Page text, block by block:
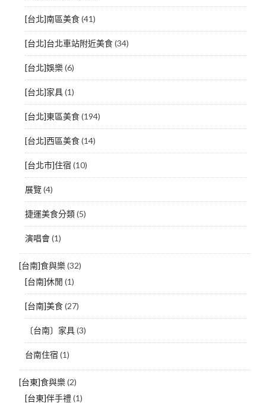
[台北]南區美食(41)
[台北]台北車站附近美食(34)
[台北]娛樂(6)
[台北]家具(1)
[台北]東區美食(194)
[台北]西區美食(14)
[台北市]住宿 (10)
展覽(4)
捷運美食分類(5)
演唱會(1)
[台南]食與樂(32)
[台南]休閒 (1)
[台南]美食(27)
〔台南〕家具(3)
台南住宿 (1)
[台東]食與樂(2)
[台東]伴手禮(1)